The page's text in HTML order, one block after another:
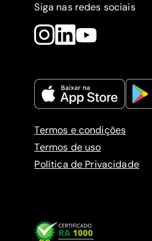
Siga nas redes sociais
Termos e condições
Termos de uso
Política de Privacidade